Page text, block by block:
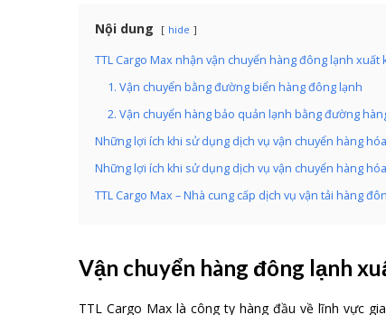
Nội dung hide
TTL Cargo Max nhận vận chuyển hàng đông lạnh xuất
1. Vận chuyển bằng đường biển hàng đông lạnh
2. Vận chuyển hàng bảo quản lạnh bằng đường
Những lợi ích khi sử dụng dịch vụ vận chuyển hàng
Những lợi ích khi sử dụng dịch vụ vận chuyển hàng
TTL Cargo Max – Nhà cung cấp dịch vụ vận tải hàng
Vận chuyển hàng đông lạnh
TTL Cargo Max là công ty hàng đầu về lĩnh vực